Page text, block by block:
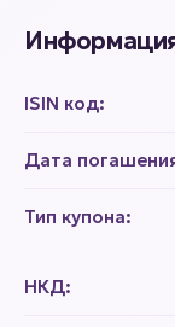
ISIN код:
Дата
Тип купона:
НКД: